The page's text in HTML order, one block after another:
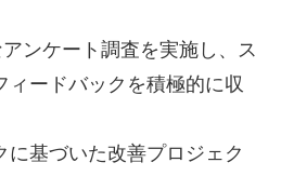
ンケート調査を実施し、ス
ィードバックを積極的に収
に基づいた改善プロジェク